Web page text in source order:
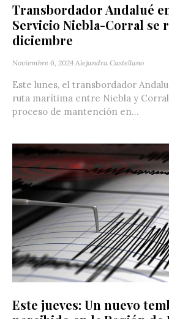
Transbordador Andalué
Servicio Niebla-Corral se
diciembre
Noviembre 6, 2024 Alejandra Castellano
Este lunes, el transbordador
ruta marítima entre Niebla y
proceso de mantención en...
Este jueves: Un nuevo